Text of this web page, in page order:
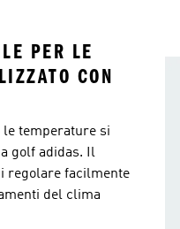
PER LE
CON
le temperature si
golf adidas. Il
regolare facilmente
del clima